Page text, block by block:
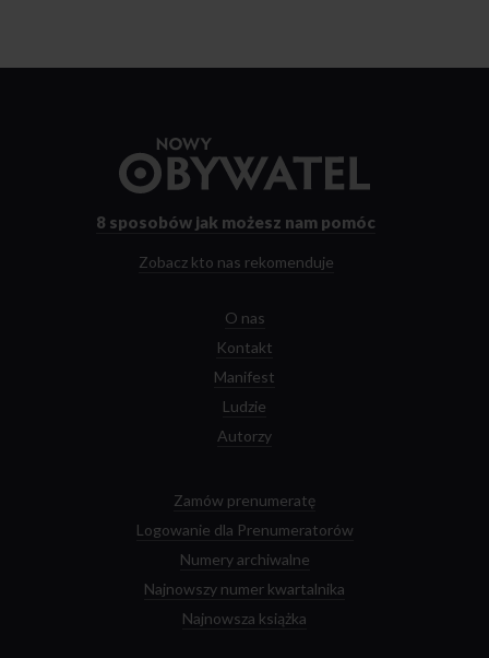
strony
8 sposobów jak możesz nam pomóc
Zobacz kto nas rekomenduje
O nas
Kontakt
Manifest
Ludzie
Autorzy
Zamów prenumeratę
Logowanie dla Prenumeratorów
Numery archiwalne
Najnowszy numer kwartalnika
Najnowsza książka